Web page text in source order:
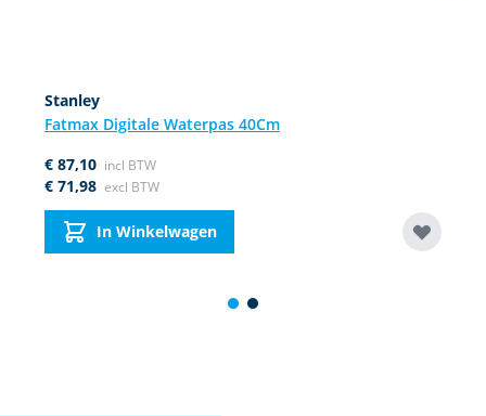
Stanley
Fatmax Digitale Waterpas 40Cm
€ 87,10
€ 71,98
In Winkelwagen